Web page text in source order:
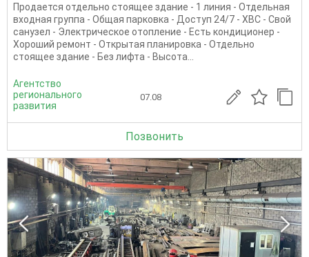
Продается отдельно стоящее здание - 1 линия - Отдельная
входная группа - Общая парковка - Доступ 24/7 - ХВС - Свой
санузел - Электрическое отопление - Есть кондиционер -
Хороший ремонт - Открытая планировка - Отдельно
стоящее здание - Без лифта - Высота...
Агентство
регионального
развития
07.08
Позвонить